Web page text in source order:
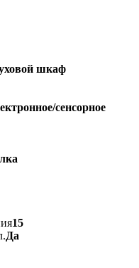
шкаф
сенсорное
15
Да